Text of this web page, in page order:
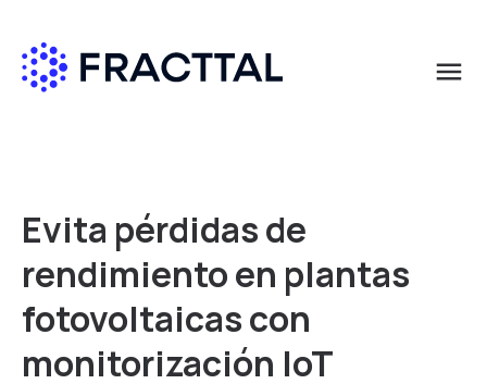
menu
Evita pérdidas de
rendimiento en plantas
fotovoltaicas con
monitorización IoT